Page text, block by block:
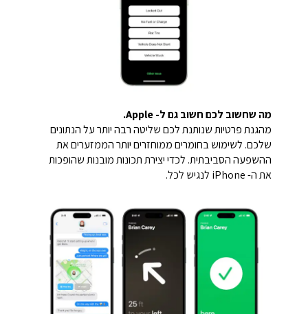
מה שחשוב לכם חשוב גם ל- Apple.
מהגנת פרטיות שנותנת לכם שליטה רבה יותר על הנתונים
שלכם. לשימוש בחומרים ממוחזרים יותר הממזערים את
ההשפעה הסביבתית. לכדי יצירת תכונות מובנות שהופכות
את ה- iPhone לנגיש לכל.